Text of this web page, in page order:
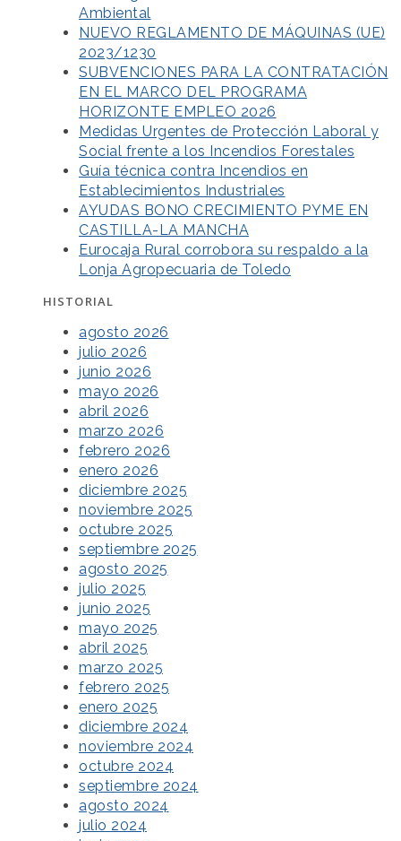
Ambiental
NUEVO REGLAMENTO DE MÁQUINAS (UE)
2023/1230
SUBVENCIONES PARA LA CONTRATACIÓN
EN EL MARCO DEL PROGRAMA
HORIZONTE EMPLEO 2026
Medidas Urgentes de Protección Laboral y
Social frente a los Incendios Forestales
Guía técnica contra Incendios en
Establecimientos Industriales
AYUDAS BONO CRECIMIENTO PYME EN
CASTILLA-LA MANCHA
Eurocaja Rural corrobora su respaldo a la
Lonja Agropecuaria de Toledo
HISTORIAL
agosto 2026
julio 2026
junio 2026
mayo 2026
abril 2026
marzo 2026
febrero 2026
enero 2026
diciembre 2025
noviembre 2025
octubre 2025
septiembre 2025
agosto 2025
julio 2025
junio 2025
mayo 2025
abril 2025
marzo 2025
febrero 2025
enero 2025
diciembre 2024
noviembre 2024
octubre 2024
septiembre 2024
agosto 2024
julio 2024